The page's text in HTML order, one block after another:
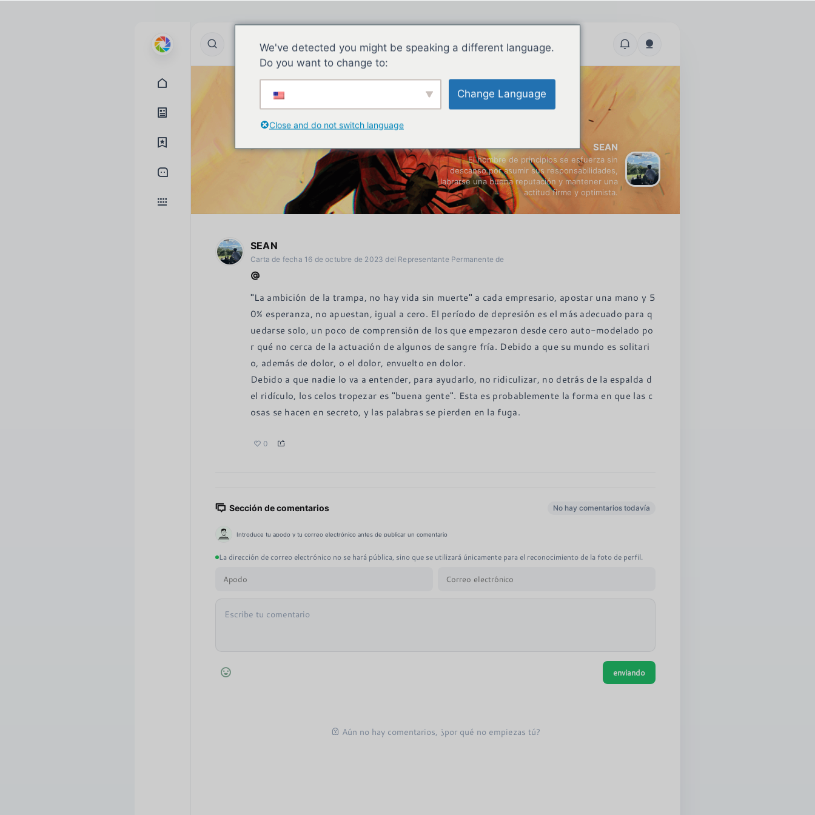
SEAN
El hombre de principios se esfuerza sin
descanso por asumir sus responsabilidades,
labrarse una buena reputación y mantener una
actitud firme y optimista.
SEAN
Carta de fecha 16 de octubre de 2023 del Representante Permanente de
"La ambición de la trampa, no hay vida sin muerte" a cada empresario, apostar una mano y 5
0% esperanza, no apuestan, igual a cero. El período de depresión es el más adecuado para q
uedarse solo, un poco de comprensión de los que empezaron desde cero auto-modelado po
r qué no cerca de la actuación de algunos de sangre fría. Debido a que su mundo es solitari
o, además de dolor, o el dolor, envuelto en dolor.
Debido a que nadie lo va a entender, para ayudarlo, no ridiculizar, no detrás de la espalda d
el ridículo, los celos tropezar es "buena gente". Esta es probablemente la forma en que las c
osas se hacen en secreto, y las palabras se pierden en la fuga.
0
Sección de comentarios No hay comentarios todavía
Introduce tu apodo y tu correo electrónico antes de publicar un comentario
La dirección de correo electrónico no se hará pública, sino que se utilizará únicamente para el reconocimiento de la foto de perfil.
Aún no hay comentarios, ¿por qué no empiezas tú?
We've detected you might be speaking a different language.
Do you want to change to:
Change Language
Close and do not switch language